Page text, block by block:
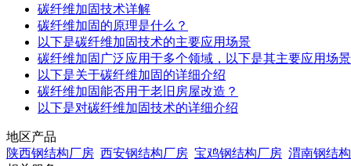
碳纤维加固技术详解
碳纤维加固的原理是什么？
以下是碳纤维加固技术的主要应用场景
碳纤维加固广泛应用于多个领域，以下是其主要应用场景
以下是关于碳纤维加固的详细介绍
碳纤维加固能否用于老旧房屋改造？
以下是对碳纤维加固技术的详细介绍
地区产品
陕西钢结构厂房 西安钢结构厂房 宝鸡钢结构厂房 渭南钢结